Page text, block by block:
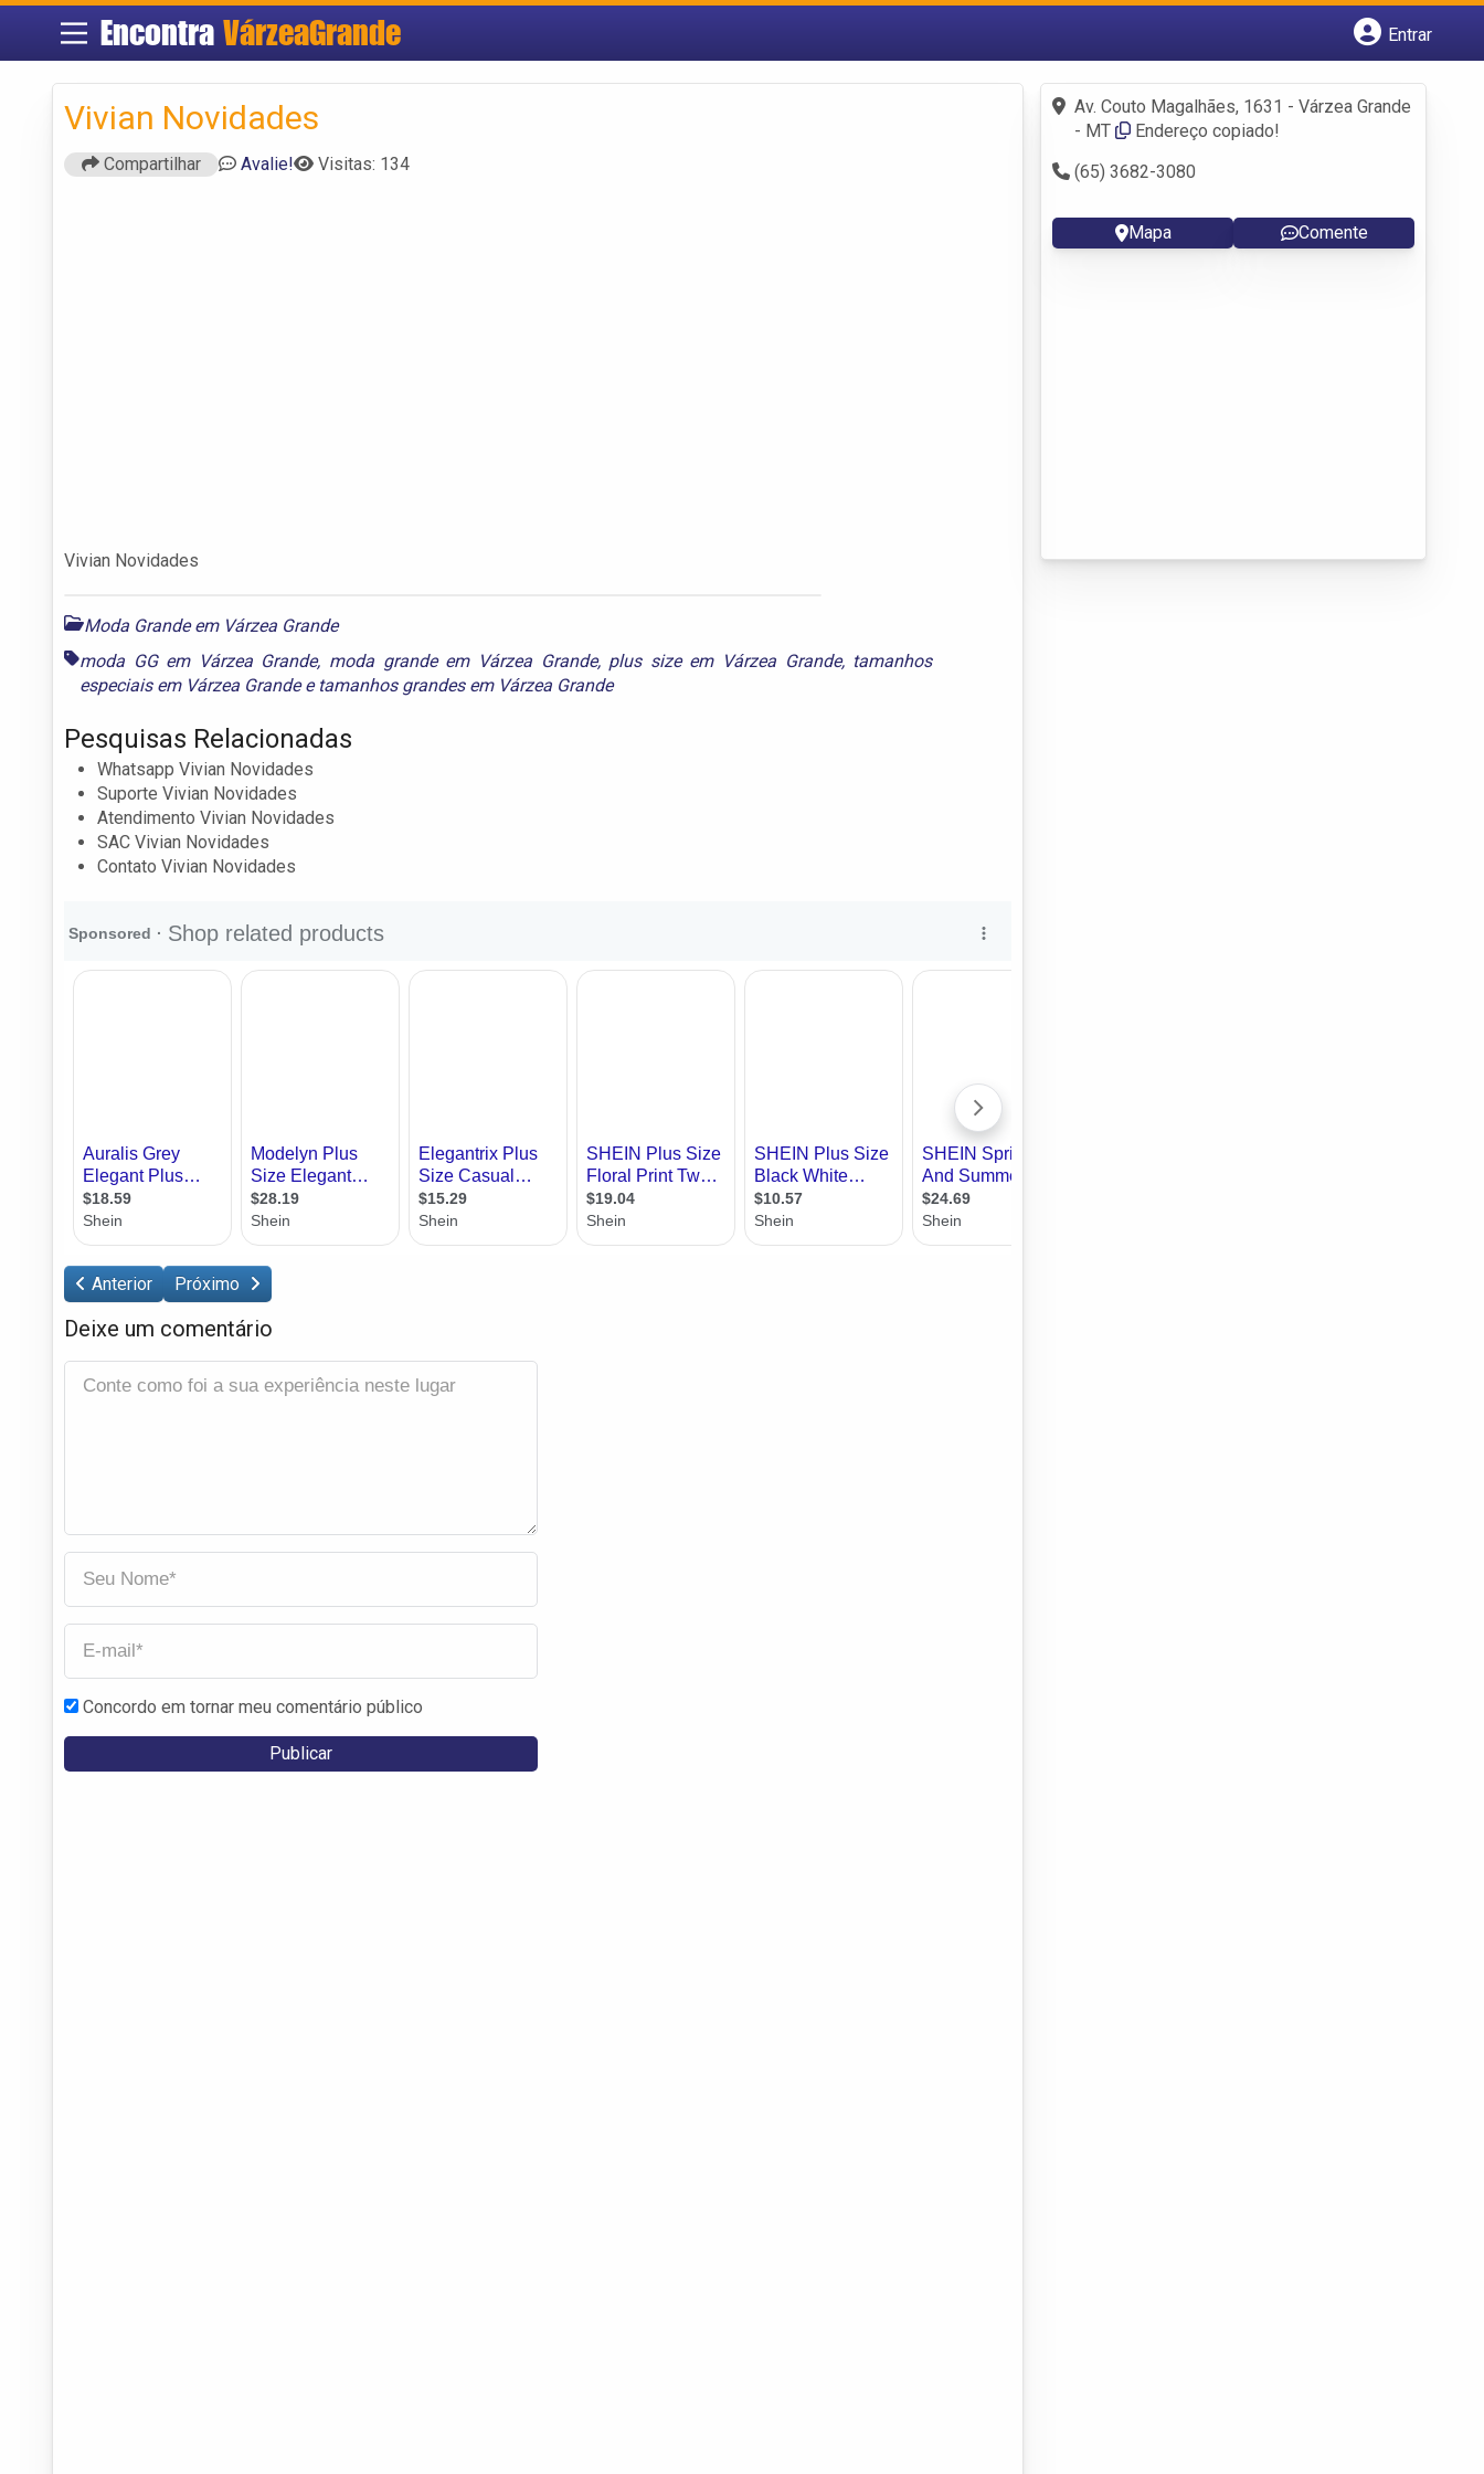
Encontra VárzeaGrande
Entrar
Fazer login
Criar conta
Vivian Novidades
Compartilhar Avalie! Visitas: 134
Vivian Novidades
Moda Grande em Várzea Grande
moda GG em Várzea Grande, moda grande em Várzea Grande, plus size em Várzea Grande, tamanhos
especiais em Várzea Grandee tamanhos grandes em Várzea Grande
Pesquisas Relacionadas
Whatsapp Vivian Novidades
Suporte Vivian Novidades
Atendimento Vivian Novidades
SAC Vivian Novidades
Contato Vivian Novidades
Anterior Próximo
Deixe um comentário
Concordo em tornar meu comentário público
Av. Couto Magalhães, 1631 - Várzea Grande
- MT
Endereço copiado!
(65) 3682-3080
Mapa Comente